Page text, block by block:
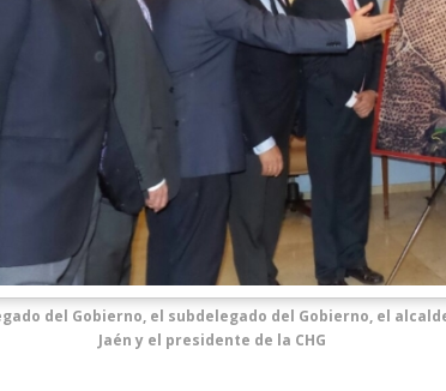
del Gobierno, el subdelegado del Gobierno, el
Jaén y el presidente de la CHG